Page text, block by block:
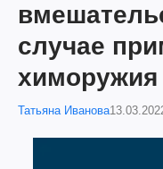
случае
химоружия
Татьяна Иванова